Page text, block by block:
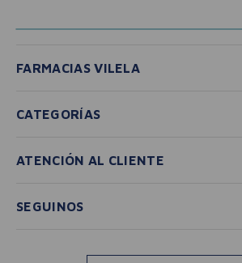
FARMACIAS VILELA
CATEGORÍAS
ATENCIÓN AL CLIENTE
SEGUINOS